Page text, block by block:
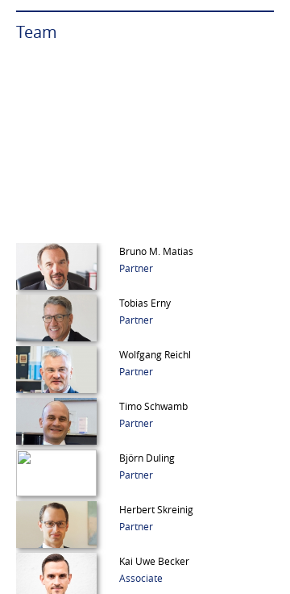
Team
Bruno M. Matias
Partner
Tobias Erny
Partner
Wolfgang Reichl
Partner
Timo Schwamb
Partner
Björn Duling
Partner
Herbert Skreinig
Partner
Kai Uwe Becker
Associate